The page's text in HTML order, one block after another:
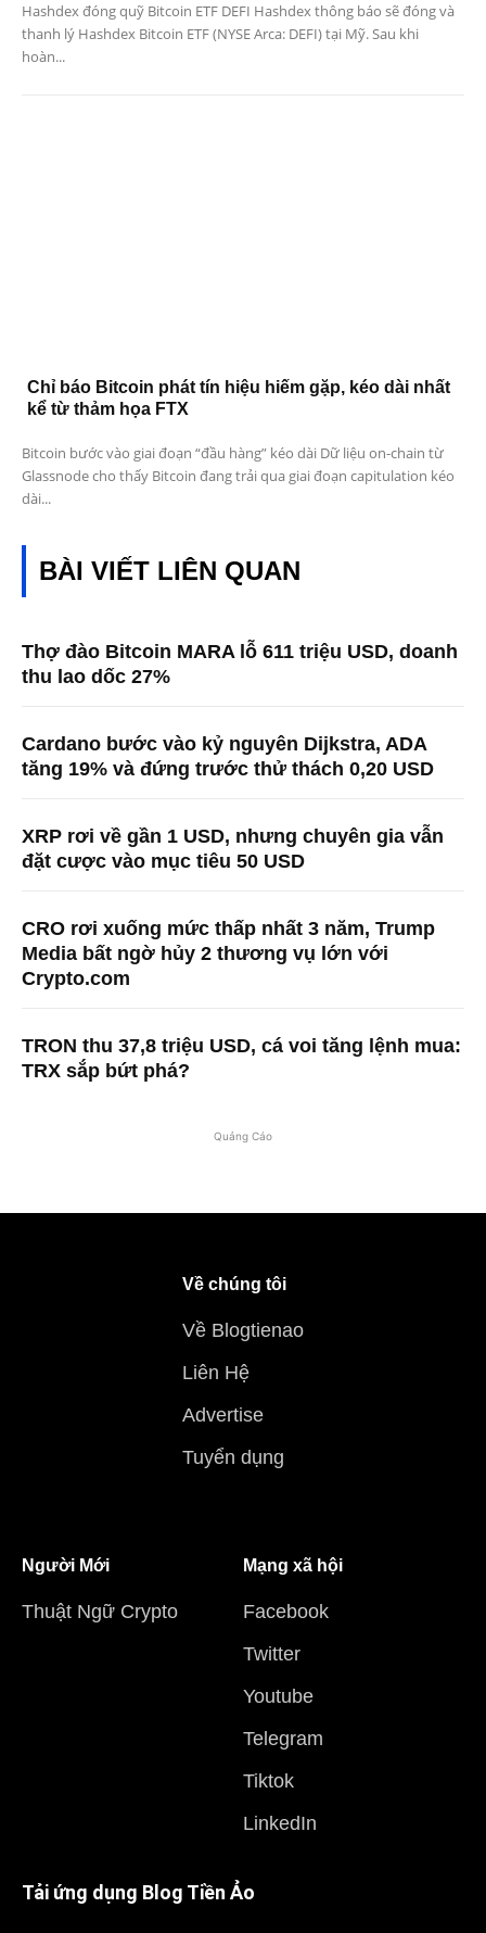
Hashdex đóng quỹ Bitcoin ETF DEFI Hashdex thông báo sẽ đóng và
thanh lý Hashdex Bitcoin ETF (NYSE Arca: DEFI) tại Mỹ. Sau khi
hoàn...
Chỉ báo Bitcoin phát tín hiệu hiếm gặp, kéo dài nhất
kể từ thảm họa FTX
Bitcoin bước vào giai đoạn “đầu hàng” kéo dài Dữ liệu on-chain từ
Glassnode cho thấy Bitcoin đang trải qua giai đoạn capitulation kéo
dài...
BÀI VIẾT LIÊN QUAN
Thợ đào Bitcoin MARA lỗ 611 triệu USD, doanh
thu lao dốc 27%
Cardano bước vào kỷ nguyên Dijkstra, ADA
tăng 19% và đứng trước thử thách 0,20 USD
XRP rơi về gần 1 USD, nhưng chuyên gia vẫn
đặt cược vào mục tiêu 50 USD
CRO rơi xuống mức thấp nhất 3 năm, Trump
Media bất ngờ hủy 2 thương vụ lớn với
Crypto.com
TRON thu 37,8 triệu USD, cá voi tăng lệnh mua:
TRX sắp bứt phá?
Quảng Cáo
Về chúng tôi
Về Blogtienao
Liên Hệ
Advertise
Tuyển dụng
Người Mới
Thuật Ngữ Crypto
Mạng xã hội
Facebook
Twitter
Youtube
Telegram
Tiktok
LinkedIn
Tải ứng dụng Blog Tiền Ảo